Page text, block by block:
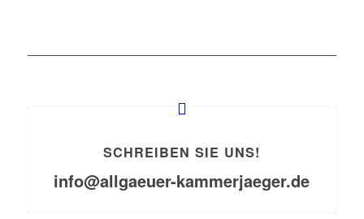
SCHREIBEN SIE UNS!
info@allgaeuer-kammerjaeger.de